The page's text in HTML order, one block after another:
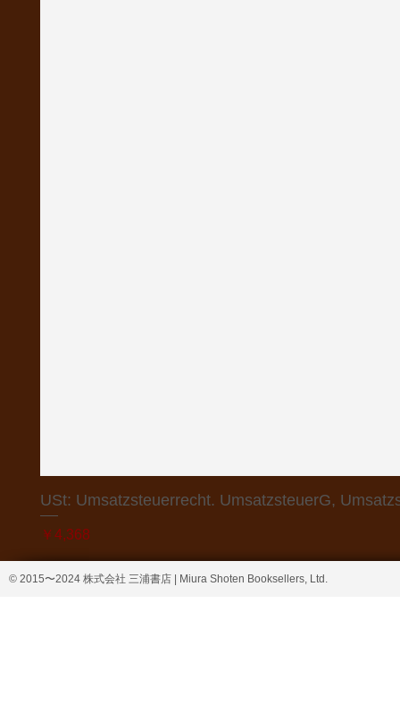
USt: Umsatzsteuerrecht. UmsatzsteuerG,
価格
￥4,368
© 2015〜2024 株式会社 三浦書店 | Miura Shoten Booksellers, Ltd.